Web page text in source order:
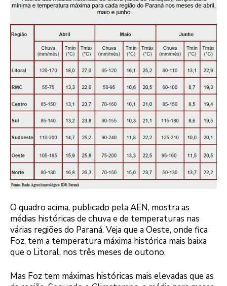
O quadro acima, publicado pela AEN, mostra as
médias históricas de chuva e de temperaturas nas
várias regiões do Paraná. Veja que a Oeste, onde fica
Foz, tem a temperatura máxima histórica mais baixa
que o Litoral, nos três meses de outono.
Mas Foz tem máximas históricas mais elevadas que as